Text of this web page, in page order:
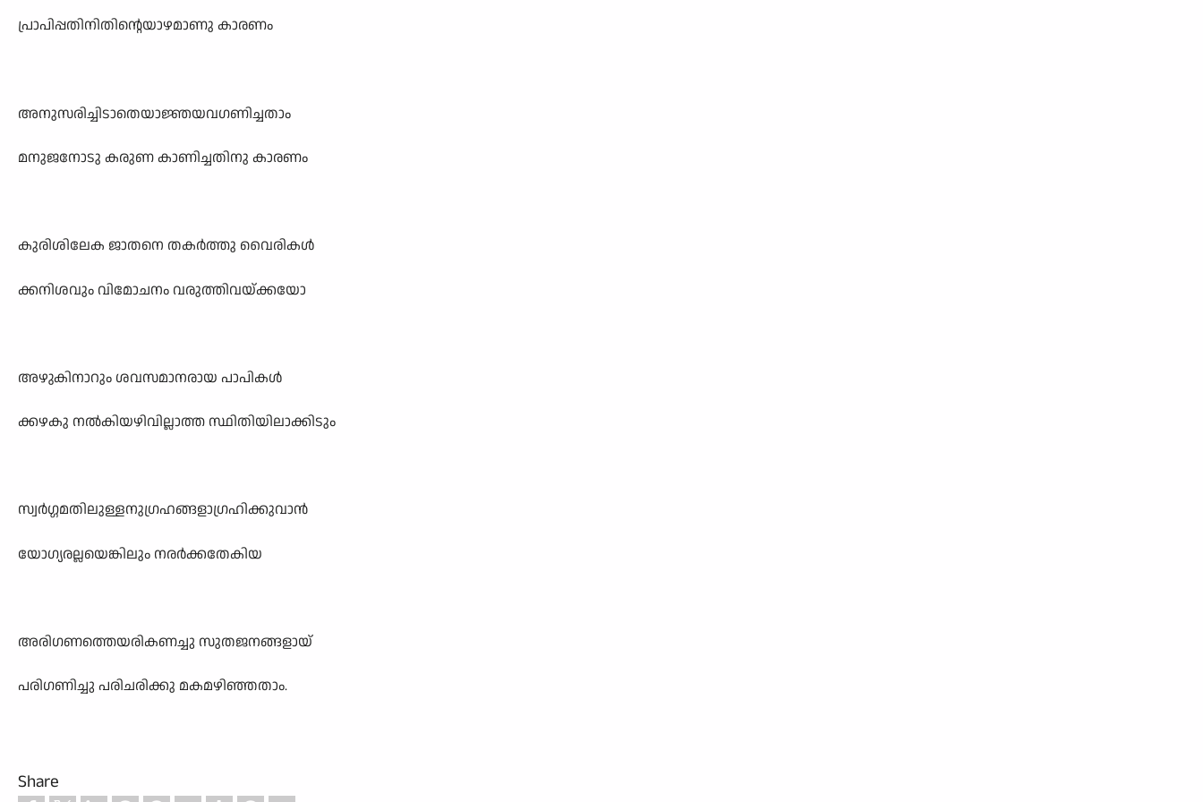
പ്രാപിപ്പതിനിതിന്റെയാഴമാണു കാരണം
അനുസരിച്ചിടാതെയാജ്ഞയവഗണിച്ചതാം
മനുജനോടു കരുണ കാണിച്ചതിനു കാരണം
കുരിശിലേക ജാതനെ തകർത്തു വൈരികൾ
ക്കനിശവും വിമോചനം വരുത്തിവയ്ക്കയോ
അഴുകിനാറും ശവസമാനരായ പാപികൾ
ക്കഴകു നൽകിയഴിവില്ലാത്ത സ്ഥിതിയിലാക്കിടും
സ്വർഗ്ഗമതിലുള്ളനുഗ്രഹങ്ങളാഗ്രഹിക്കുവാൻ
യോഗ്യരല്ലയെങ്കിലും നരർക്കതേകിയ
അരിഗണത്തെയരികണച്ചു സുതജനങ്ങളായ്
പരിഗണിച്ചു പരിചരിക്കു മകമഴിഞ്ഞതാം.
Share